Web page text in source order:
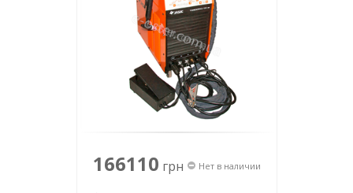
166110 грн Нет в наличии